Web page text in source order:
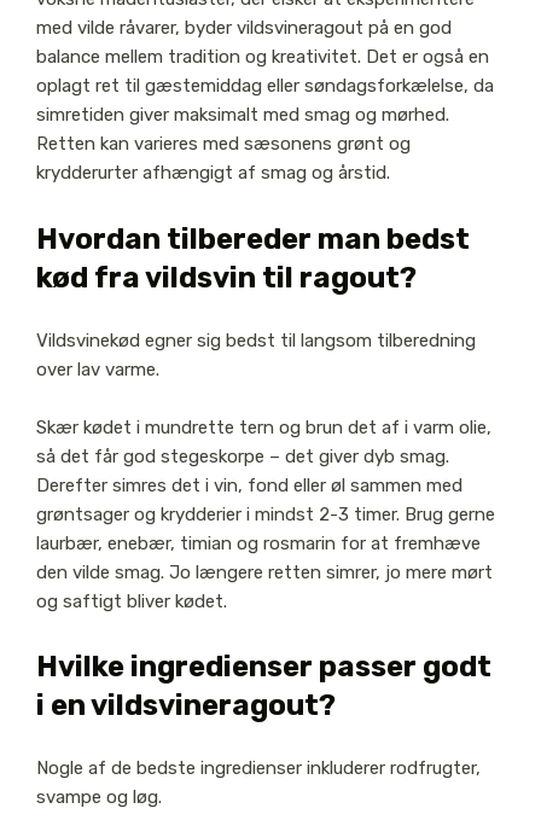
med vilde råvarer, byder vildsvineragout på en god
balance mellem tradition og kreativitet. Det er også en
oplagt ret til gæstemiddag eller søndagsforkælelse, da
simretiden giver maksimalt med smag og mørhed.
Retten kan varieres med sæsonens grønt og
krydderurter afhængigt af smag og årstid.
Hvordan tilbereder man bedst
kød fra vildsvin til ragout?
Vildsvinekød egner sig bedst til langsom tilberedning
over lav varme.
Skær kødet i mundrette tern og brun det af i varm olie,
så det får god stegeskorpe – det giver dyb smag.
Derefter simres det i vin, fond eller øl sammen med
grøntsager og krydderier i mindst 2-3 timer. Brug gerne
laurbær, enebær, timian og rosmarin for at fremhæve
den vilde smag. Jo længere retten simrer, jo mere mørt
og saftigt bliver kødet.
Hvilke ingredienser passer godt
i en vildsvineragout?
Nogle af de bedste ingredienser inkluderer rodfrugter,
svampe og løg.